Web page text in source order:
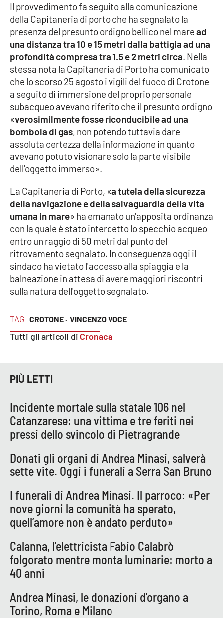
Cronaca
Cultura
Economia e Lavoro
Politica
Sanità
Società
Sport
RUBRICHE
Good Morning Vietnam
Parchi Marini Calabria
Leggendo Alvaro insieme
Le perfidie di Antonella Grippo
LaC TV
LaC Network
LaC OnAir
EDIZIONI
LOCALI
Catanzaro
Crotone
Vibo Valentia
Reggio Calabria
TAG CROTONE · VINCENZO VOCE
Tutti gli articoli di Cronaca
Il provvedimento fa seguito alla comunicazione
della Capitaneria di porto che ha segnalato la
presenza del presunto ordigno bellico nel maread
una distanza tra 10 e 15 metri dalla battigia ad una
profondità compresa tra 1.5 e 2 metri circa. Nella
stessa nota la Capitaneria di Porto ha comunicato
che lo scorso 25 agosto i vigili del fuoco di Crotone
a seguito di immersione del proprio personale
subacqueo avevano riferito che il presunto ordigno
«verosimilmente fosse riconducibile ad una
bombola di gas, non potendo tuttavia dare
assoluta certezza della informazione in quanto
avevano potuto visionare solo la parte visibile
dell'oggetto immerso».
La Capitaneria di Porto, «a tutela della sicurezza
della navigazione e della salvaguardia della vita
umana in mare» ha emanato un'apposita ordinanza
con la quale è stato interdetto lo specchio acqueo
entro un raggio di 50 metri dal punto del
ritrovamento segnalato. In conseguenza oggi il
sindaco ha vietato l'accesso alla spiaggia e la
balneazione in attesa di avere maggiori riscontri
sulla natura dell'oggetto segnalato.
PIÙ LETTI
Incidente mortale sulla statale 106 nel
Catanzarese: una vittima e tre feriti nei
pressi dello svincolo di Pietragrande
Donati gli organi di Andrea Minasi, salverà
sette vite. Oggi i funerali a Serra San Bruno
I funerali di Andrea Minasi. Il parroco: «Per
nove giorni la comunità ha sperato,
quell’amore non è andato perduto»
Calanna, l'elettricista Fabio Calabrò
folgorato mentre monta luminarie: morto a
40 anni
Andrea Minasi, le donazioni d'organo a
Torino, Roma e Milano